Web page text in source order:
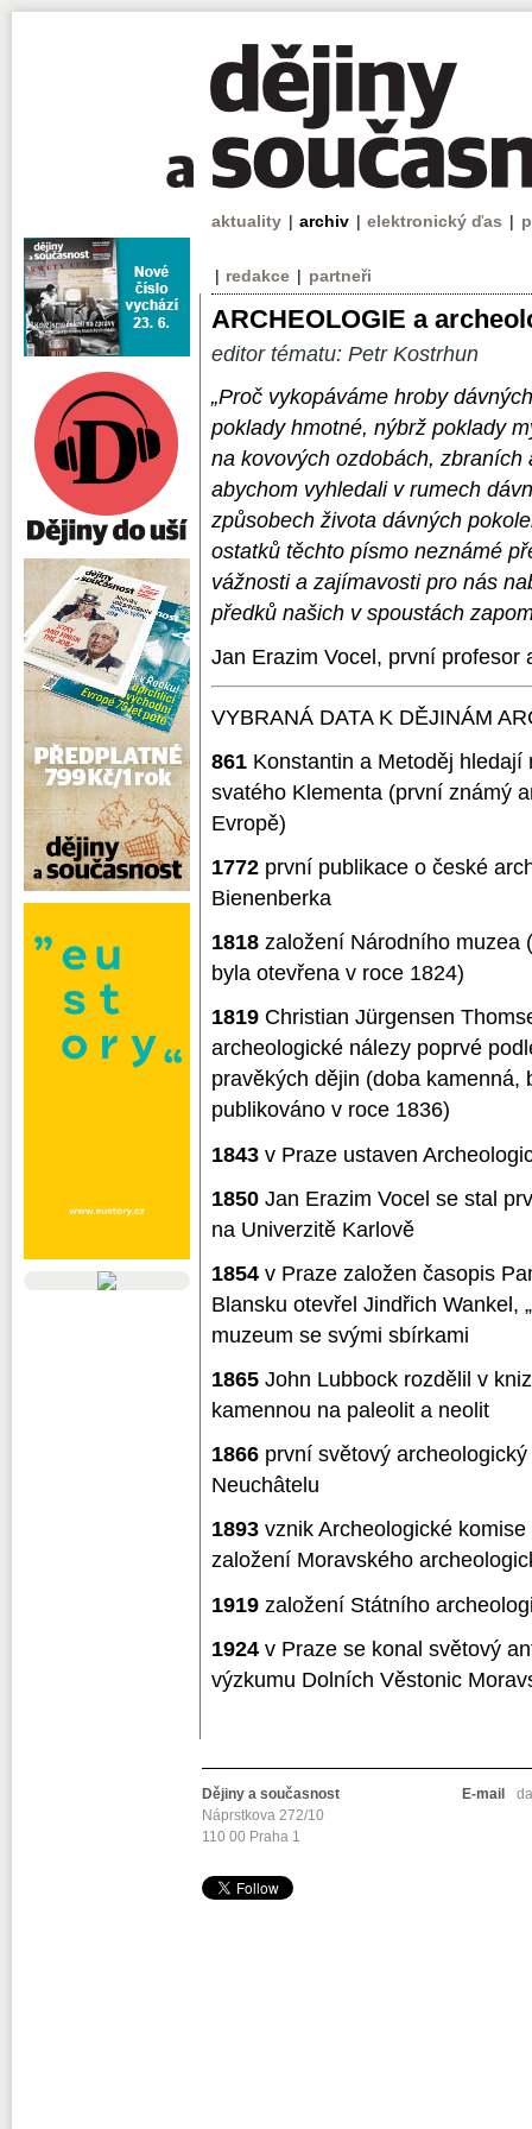
aktuality | archiv | elektronický ďas |
| redakce | partneři
ARCHEOLOGIE a
editor tématu: Petr Kostrhun
„Proč vykopáváme hroby
poklady hmotné, nýbrž poklady
na kovových ozdobách, zbraních
abychom vyhledali v rumech
způsobech života dávných
ostatků těchto písmo neznámé
vážnosti a zajímavosti pro nás
předků našich v spoustách
Jan Erazim Vocel, první profesor
VYBRANÁ DATA K DĚJINÁM
861 Konstantin a Metoděj hledají
svatého Klementa (první známý
Evropě)
1772 první publikace o české
Bienenberka
1818 založení Národního muzea
byla otevřena v roce 1824)
1819 Christian Jürgensen
archeologické nálezy poprvé
pravěkých dějin (doba kamenná,
publikováno v roce 1836)
1843 v Praze ustaven
1850 Jan Erazim Vocel se stal
na Univerzitě Karlově
1854 v Praze založen časopis
Blansku otevřel Jindřich Wankel,
muzeum se svými sbírkami
1865 John Lubbock rozdělil v
kamennou na paleolit a neolit
1866 první světový
Neuchâtelu
1893 vznik Archeologické
založení Moravského
1919 založení Státního
1924 v Praze se konal světový
výzkumu Dolních Věstonic
Dějiny a současnost
Náprstkova 272/10
110 00 Praha 1
E-mail